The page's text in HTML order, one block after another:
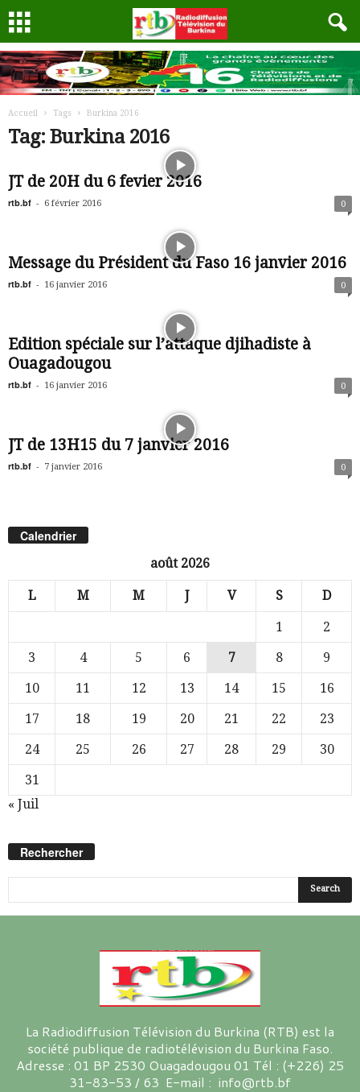
Accueil Tags Burkina 2016
Tag: Burkina 2016
JT de 20H du 6 fevier 2016
rtb.bf - 6 février 2016 0
Message du Président du Faso 16 janvier 2016
rtb.bf - 16 janvier 2016 0
Edition spéciale sur l’attaque djihadiste à
Ouagadougou
rtb.bf - 16 janvier 2016 0
JT de 13H15 du 7 janvier 2016
rtb.bf - 7 janvier 2016 0
Calendrier
août 2026
L M M J V S D
1
2
3
4 5 6 7 8
9
10
11 12 13 14 15
16
17
18 19 20 21 22
23
24
25 26 27 28 29
30
31
« Juil
Rechercher
La Radiodiffusion Télévision du Burkina (RTB) est la
société publique de radiotélévision du Burkina Faso.
Adresse : 01 BP 2530 Ouagadougou 01 Tél : (+226) 25
31-83-53 / 63 E-mail : info@rtb.bf